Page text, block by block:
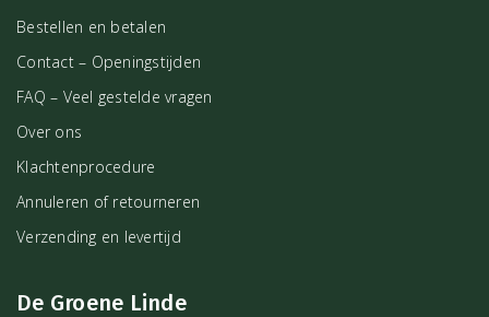
Bestellen en betalen
Contact – Openingstijden
FAQ – Veel gestelde vragen
Over ons
Klachtenprocedure
Annuleren of retourneren
Verzending en levertijd
De Groene Linde